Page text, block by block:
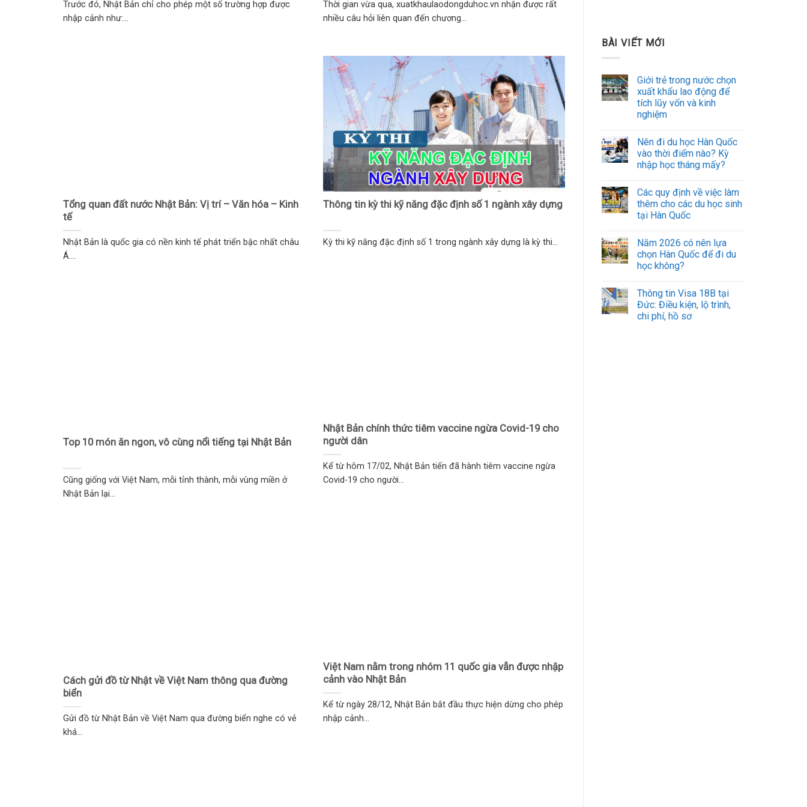
Trước đó, Nhật Bản chỉ cho phép một số trường hợp được
nhập cảnh như:...
Thời gian vừa qua, xuatkhaulaodongduhoc.vn nhận được rất
nhiều câu hỏi liên quan đến chương...
Tổng quan đất nước Nhật Bản: Vị trí – Văn hóa – Kinh
tế
Nhật Bản là quốc gia có nền kinh tế phát triển bậc nhất châu
Á....
Thông tin kỳ thi kỹ năng đặc định số 1 ngành xây dựng
Kỳ thi kỹ năng đặc định số 1 trong ngành xây dựng là kỳ thi...
Nhật Bản chính thức tiêm vaccine ngừa Covid-19 cho
người dân
Kể từ hôm 17/02, Nhật Bản tiến đã hành tiêm vaccine ngừa
Covid-19 cho người...
Top 10 món ăn ngon, vô cùng nổi tiếng tại Nhật Bản
Cũng giống với Việt Nam, mỗi tỉnh thành, mỗi vùng miền ở
Nhật Bản lại...
Việt Nam nằm trong nhóm 11 quốc gia vẫn được nhập
cảnh vào Nhật Bản
Kể từ ngày 28/12, Nhật Bản bắt đầu thực hiện dừng cho phép
nhập cảnh...
Cách gửi đồ từ Nhật về Việt Nam thông qua đường
biển
Gửi đồ từ Nhật Bản về Việt Nam qua đường biển nghe có vẻ
khá...
BÀI VIẾT MỚI
Giới trẻ trong nước chọn
xuất khẩu lao động để
tích lũy vốn và kinh
nghiệm
Nên đi du học Hàn Quốc
vào thời điểm nào? Kỳ
nhập học tháng mấy?
Các quy định về việc làm
thêm cho các du học sinh
tại Hàn Quốc
Năm 2026 có nên lựa
chọn Hàn Quốc để đi du
học không?
Thông tin Visa 18B tại
Đức: Điều kiện, lộ trình,
chi phí, hồ sơ